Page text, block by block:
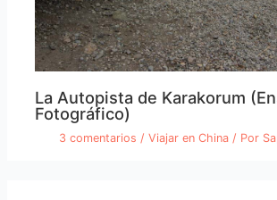
La Autopista de Karakorum
Fotográfico)
3 comentarios / Viajar en China / Por